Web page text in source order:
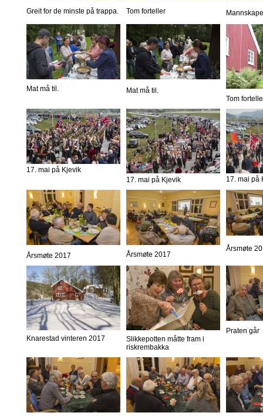
Greit for de minste på trappa. Tom forteller
Mat må til.
Mat må til.
Tom
17. mai på Kjevik
17. mai på Kjevik
17. mai på
Årsmøte 2017 Årsmøte 2017
Årsmøte
Knarestad vinteren 2017
Slikkepotten måtte fram i
riskrembakka
Praten går